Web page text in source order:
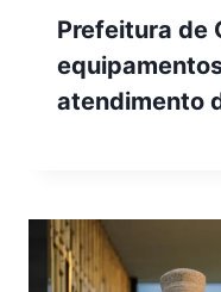
Prefeitura de
atendimento